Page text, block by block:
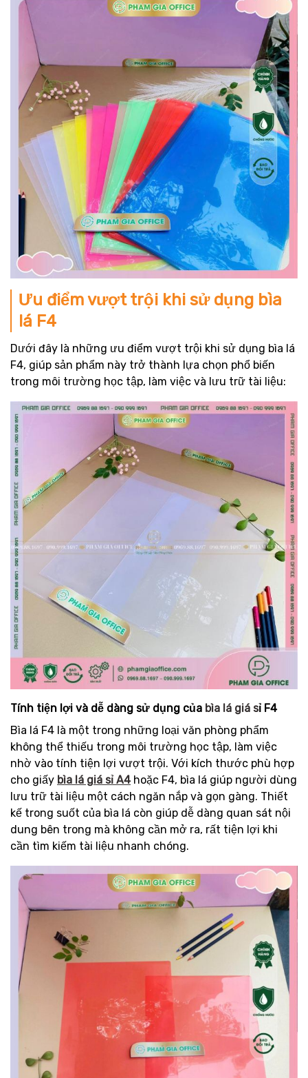
Ưu điểm vượt trội khi sử dụng bìa
lá F4
Dưới đây là những ưu điểm vượt trội khi sử dụng bìa lá
F4, giúp sản phẩm này trở thành lựa chọn phổ biến
trong môi trường học tập, làm việc và lưu trữ tài liệu:
Tính tiện lợi và dễ dàng sử dụng của bìa lá giá sỉ F4
Bìa lá F4 là một trong những loại văn phòng phẩm
không thể thiếu trong môi trường học tập, làm việc
nhờ vào tính tiện lợi vượt trội. Với kích thước phù hợp
cho giấy bìa lá giá sỉ A4 hoặc F4, bìa lá giúp người dùng
lưu trữ tài liệu một cách ngăn nắp và gọn gàng. Thiết
kế trong suốt của bìa lá còn giúp dễ dàng quan sát nội
dung bên trong mà không cần mở ra, rất tiện lợi khi
cần tìm kiếm tài liệu nhanh chóng.